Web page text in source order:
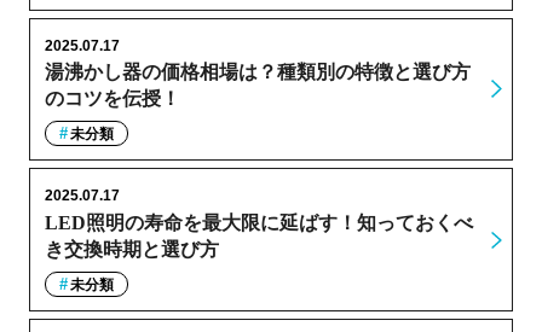
湯沸かし器の価格相場は？種類別の特徴と選び方
のコツを伝授！
2025.07.17
未分類
LED照明の寿命を最大限に延ばす！知っておくべ
き交換時期と選び方
2025.07.17
未分類